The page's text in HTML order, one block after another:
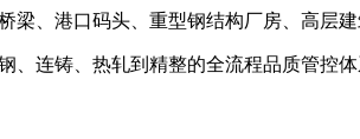
、港口码头、重型钢结构厂房、高层建
连铸、热轧到精整的全流程品质管控体